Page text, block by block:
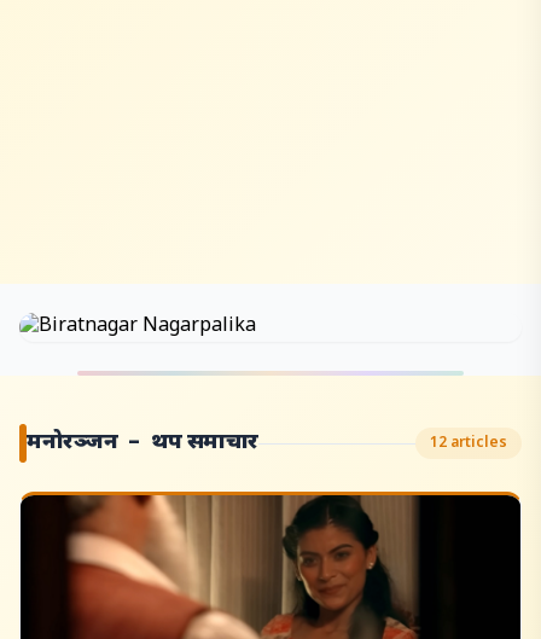
मनोरञ्जन – थप समाचार 12 articles